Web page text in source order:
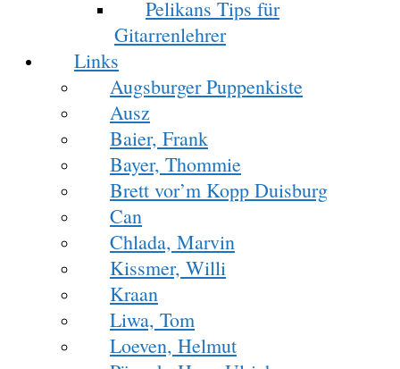
Pelikans Tips für
Gitarrenlehrer
Links
Augsburger Puppenkiste
Ausz
Baier, Frank
Bayer, Thommie
Brett vor’m Kopp Duisburg
Can
Chlada, Marvin
Kissmer, Willi
Kraan
Liwa, Tom
Loeven, Helmut